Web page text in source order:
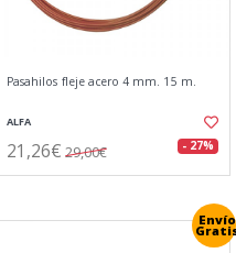
Pasahilos fleje acero 4 mm. 15 m.
ALFA
21,26€ 29,00€ - 27%
Envío